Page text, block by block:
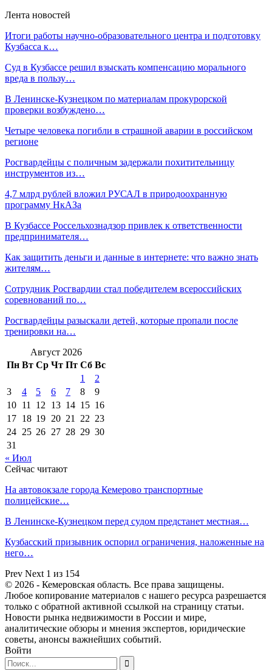
Лента новостей
Итоги работы научно-образовательного центра и подготовку
Кузбасса к…
Суд в Кузбассе решил взыскать компенсацию морального
вреда в пользу…
В Ленинске-Кузнецком по материалам прокурорской
проверки возбуждено…
Четыре человека погибли в страшной аварии в российском
регионе
Росгвардейцы с поличным задержали похитительницу
инструментов из…
4,7 млрд рублей вложил РУСАЛ в природоохранную
программу НкАЗа
В Кузбассе Россельхознадзор привлек к ответственности
предпринимателя…
Как защитить деньги и данные в интернете: что важно знать
жителям…
Сотрудник Росгвардии стал победителем всероссийских
соревнований по…
Росгвардейцы разыскали детей, которые пропали после
тренировки на…
Август 2026
Пн Вт Ср Чт Пт Сб Вс
1
2
3
4 5 6 7 8
9
10 11 12 13 14 15 16
17 18 19 20 21 22 23
24 25 26 27 28 29 30
31
« Июл
Сейчас читают
На автовокзале города Кемерово транспортные
полицейские…
В Ленинске-Кузнецком перед судом предстанет местная…
Кузбасский призывник оспорил ограничения, наложенные на
него…
Prev Next 1 из 154
© 2026 - Кемеровская область. Все права защищены.
Любое копирование материалов с нашего ресурса разрешается
только с обратной активной ссылкой на страницу статьи.
Новости рынка недвижимости в России и мире,
аналитические обзоры и мнения экспертов, юридические
советы, анонсы важнейших событий.
Войти